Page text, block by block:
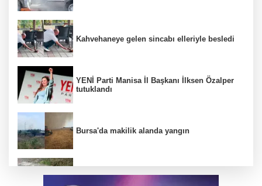
Kahvehaneye gelen sincabı elleriyle besledi
YENİ Parti Manisa İl Başkanı İlksen Özalper
tutuklandı
Bursa'da makilik alanda yangın
Tilki, kedi ve kirpi buluşması kamerada